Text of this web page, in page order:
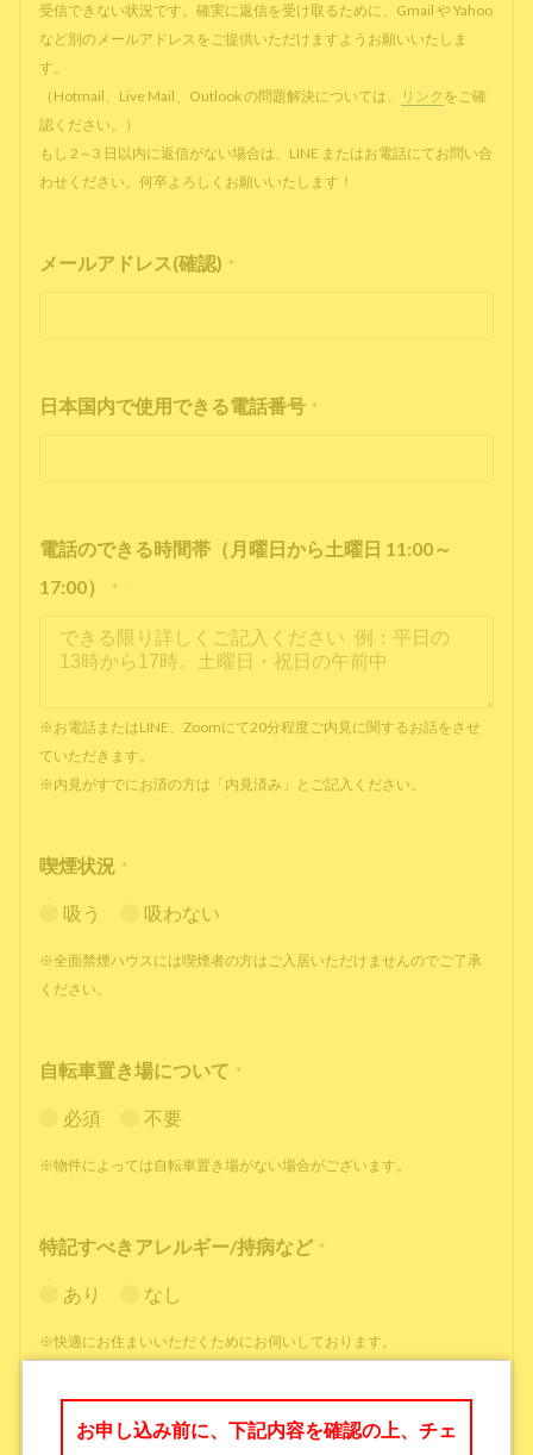
受信できない状況です。確実に返信を受け取るために、Gmail や Yahoo
など別のメールアドレスをご提供いただけますようお願いいたしま
す。
（Hotmail、Live Mail、Outlook の問題解決については、
リンク をご確
認ください。）
もし 2～3 日以内に返信がない場合は、LINE またはお電話にてお問い合
わせください。何卒よろしくお願いいたします！
メールアドレス(確認) *
日本国内で使用できる電話番号 *
電話のできる時間帯（月曜日から土曜日 11:00～
17:00）
*
※お電話またはLINE、Zoomにて20分程度ご内見に関するお話をさせ
ていただきます。
※内見がすでにお済の方は「内見済み」とご記入ください。
喫煙状況 *
吸う 吸わない
※全面禁煙ハウスには喫煙者の方はご入居いただけませんのでご了承
ください。
自転車置き場について *
必須 不要
※物件によっては自転車置き場がない場合がございます。
特記すべきアレルギー/持病など *
あり なし
※快適にお住まいいただくためにお伺いしております。
*
お申し込み前に、下記内容を確認の上、チェ